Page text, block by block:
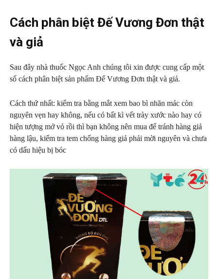
Cách phân biệt Đế Vương Đơn thật
và giả
Sau đây nhà thuốc Ngọc Anh chúng tôi xin được cung cấp một
số cách phân biệt sản phẩm Đế Vương Đơn thật và giả.
Cách thứ nhất: kiểm tra bằng mắt xem bao bì nhãn mác còn
nguyên vẹn hay không, nếu có bất kì vết trày xước nào hay có
hiện tượng mở vỏ rồi thì bạn không nên mua để tránh hàng giả
hàng lậu, kiểm tra tem chống hàng giả phải mời nguyên và chưa
có dấu hiệu bị bóc